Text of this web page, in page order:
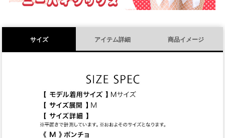
サイズ アイテム詳細 商品イメージ